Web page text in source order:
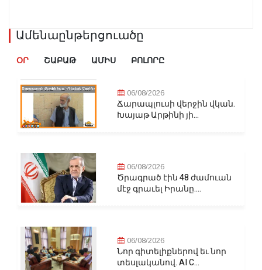
Ամենաընթերցուածը
ՕՐ ՇԱԲԱԹ ԱՄԻՍ ԲՈԼՈՐԸ
06/08/2026
Ճարապլուսի վերջին վկան.
Խայաթ Արթինի յի...
06/08/2026
Ծրագրած էին 48 ժամուան
մէջ գրաւել Իրանը....
06/08/2026
Նոր գիտելիքներով եւ նոր
տեսլականով. AI C...